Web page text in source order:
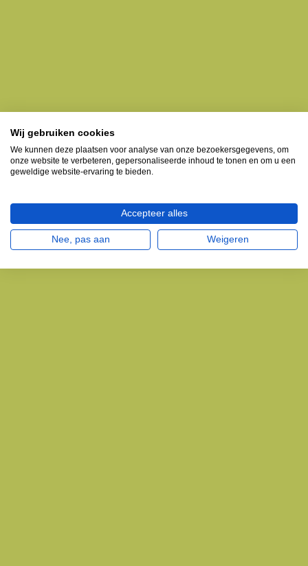
Wij gebruiken cookies
We kunnen deze plaatsen voor analyse van onze bezoekersgegevens, om
onze website te verbeteren, gepersonaliseerde inhoud te tonen en om u een
geweldige website-ervaring te bieden.
Accepteer alles
Nee, pas aan Weigeren